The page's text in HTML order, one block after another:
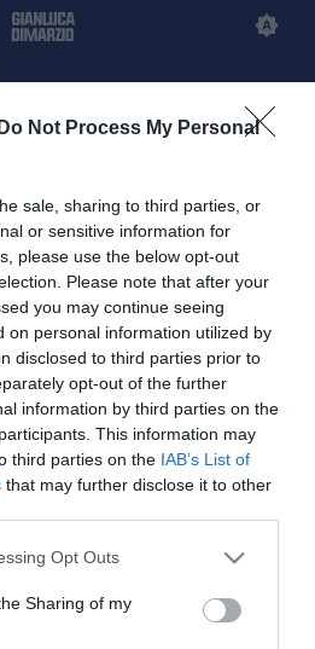
Do Not Process My Personal
sale, sharing to third parties, or
or sensitive information for
please use the below opt-out
Please note that after your
you may continue seeing
on personal information utilized by
disclosed to third parties prior to
opt-out of the further
information by third parties on the
This information may
third parties on the IAB’s List of
that may further disclose it to other
Opt Outs
Sharing of my
arriva
Di Marzio
dalla Sampdoria. L’ex Napoli è
dove arriverà per firmare con il